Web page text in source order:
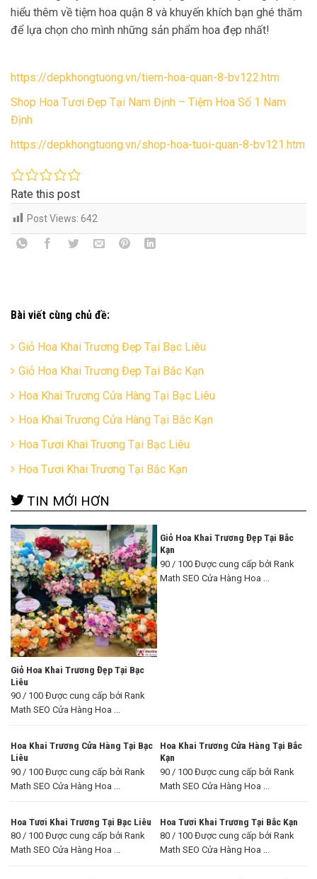
hiểu thêm về tiệm hoa quận 8 và khuyến khích bạn ghé thăm
để lựa chọn cho mình những sản phẩm hoa đẹp nhất!
https://depkhongtuong.vn/tiem-hoa-quan-8-bv122.htm
Shop Hoa Tươi Đẹp Tại Nam Định – Tiệm Hoa Số 1 Nam
Định
https://depkhongtuong.vn/shop-hoa-tuoi-quan-8-bv121.htm
Rate this post
Post Views: 642
Bài viết cùng chủ đề:
Giỏ Hoa Khai Trương Đẹp Tại Bạc Liêu
Giỏ Hoa Khai Trương Đẹp Tại Bắc Kạn
Hoa Khai Trương Cửa Hàng Tại Bạc Liêu
Hoa Khai Trương Cửa Hàng Tại Bắc Kạn
Hoa Tươi Khai Trương Tại Bạc Liêu
Hoa Tươi Khai Trương Tại Bắc Kạn
TIN MỚI HƠN
Giỏ Hoa Khai Trương Đẹp Tại Bạc
Liêu
90 / 100 Được cung cấp bởi Rank
Math SEO Cửa Hàng Hoa ...
Giỏ Hoa Khai Trương Đẹp Tại Bắc
Kạn
90 / 100 Được cung cấp bởi Rank
Math SEO Cửa Hàng Hoa ...
Hoa Khai Trương Cửa Hàng Tại Bạc
Liêu
90 / 100 Được cung cấp bởi Rank
Math SEO Cửa Hàng Hoa ...
Hoa Khai Trương Cửa Hàng Tại Bắc
Kạn
90 / 100 Được cung cấp bởi Rank
Math SEO Cửa Hàng Hoa ...
Hoa Tươi Khai Trương Tại Bạc Liêu
80 / 100 Được cung cấp bởi Rank
Math SEO Cửa Hàng Hoa ...
Hoa Tươi Khai Trương Tại Bắc Kạn
80 / 100 Được cung cấp bởi Rank
Math SEO Cửa Hàng Hoa ...